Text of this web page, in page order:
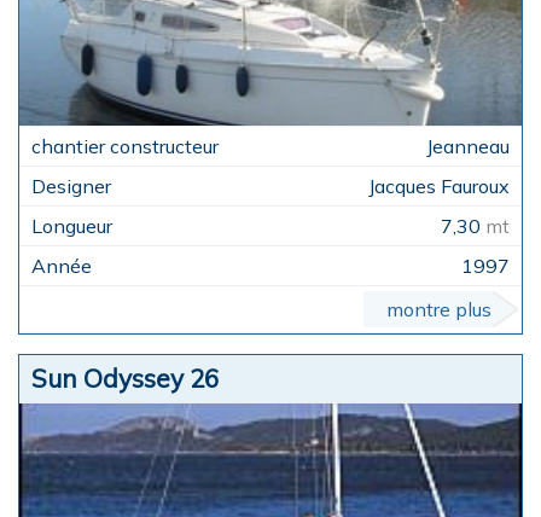
Jeanneau
Jacques Fauroux
7,30 mt
1997
montre plus
Sun Odyssey 26